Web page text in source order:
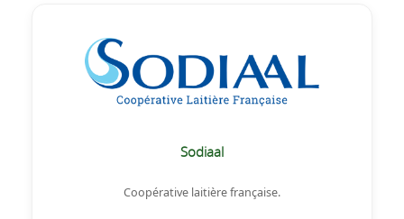
Sodiaal
Coopérative laitière française.